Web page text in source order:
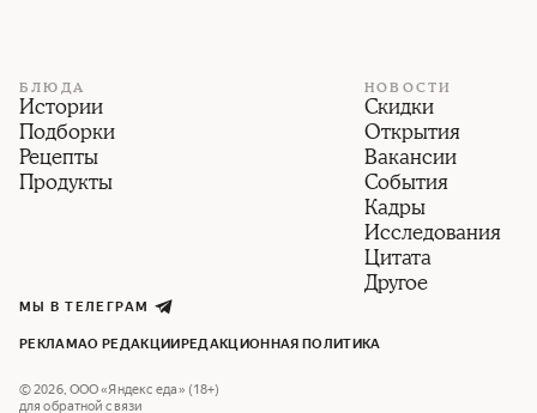
БЛЮДА
Истории
Подборки
Рецепты
Продукты
НОВОСТИ
Скидки
Открытия
Вакансии
События
Кадры
Исследования
Цитата
Другое
МЫ В ТЕЛЕГРАМ
РЕКЛАМАО РЕДАКЦИИРЕДАКЦИОННАЯ ПОЛИТИКА
©2026, ООО «Яндекс еда» (18+)
для обратной связи